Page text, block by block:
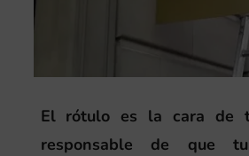
El rótulo es la cara de
responsable de que